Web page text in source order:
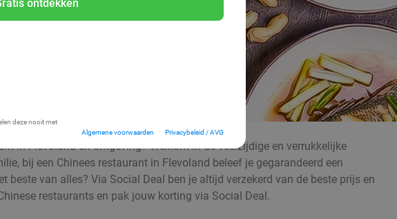
ontdekken
deze nooit met
Algemene voorwaarden Privacybeleid / AVG
in Flevoland en omgeving? Welkom in de veelzijdige en verrukkelijke
bij een Chinees restaurant in Flevoland beleef je gegarandeerd een
van alles? Via Social Deal ben je altijd verzekerd van de beste prijs en
restaurants en pak jouw korting via Social Deal.